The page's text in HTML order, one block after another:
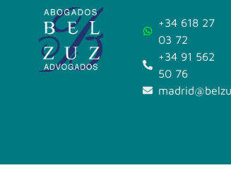
+34 618 27
03 72
+34 91 562
50 76